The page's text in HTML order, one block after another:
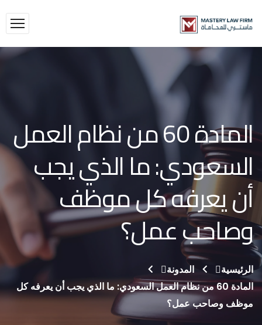
المادة 60 من نظام العمل
السعودي: ما الذي يجب
أن يعرفه كل موظف
وصاحب عمل؟
الرئيسية
المدونة
المادة 60 من نظام العمل السعودي: ما الذي يجب أن يعرفه كل
موظف وصاحب عمل؟